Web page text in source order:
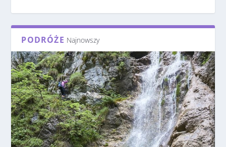
PODRÓŻE Najnowszy